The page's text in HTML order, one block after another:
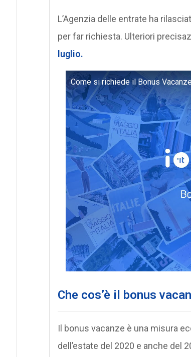
L’Agenzia delle entrate ha
per far richiesta. Ulteriori
luglio.
Come si richiede il Bonus
Che cos’è il bonus
Il bonus vacanze è una misura
dell’estate del 2020 e anche del